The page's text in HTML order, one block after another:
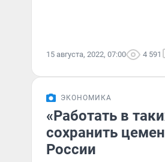
15 августа, 2022, 07:00 4 591
ЭКОНОМИКА
«Работать в
сохранить
России